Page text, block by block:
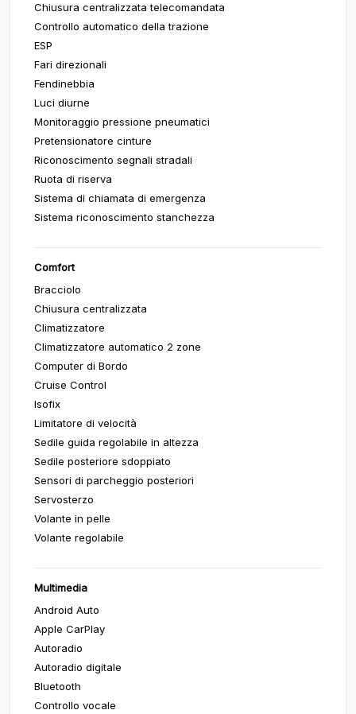
Chiusura centralizzata telecomandata
Controllo automatico della trazione
ESP
Fari direzionali
Fendinebbia
Luci diurne
Monitoraggio pressione pneumatici
Pretensionatore cinture
Riconoscimento segnali stradali
Ruota di riserva
Sistema di chiamata di emergenza
Sistema riconoscimento stanchezza
Comfort
Bracciolo
Chiusura centralizzata
Climatizzatore
Climatizzatore automatico 2 zone
Computer di Bordo
Cruise Control
Isofix
Limitatore di velocità
Sedile guida regolabile in altezza
Sedile posteriore sdoppiato
Sensori di parcheggio posteriori
Servosterzo
Volante in pelle
Volante regolabile
Multimedia
Android Auto
Apple CarPlay
Autoradio
Autoradio digitale
Bluetooth
Controllo vocale